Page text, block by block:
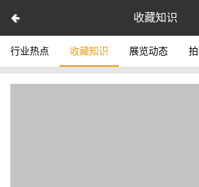
收藏知识
行业热点 收藏知识 展览动态